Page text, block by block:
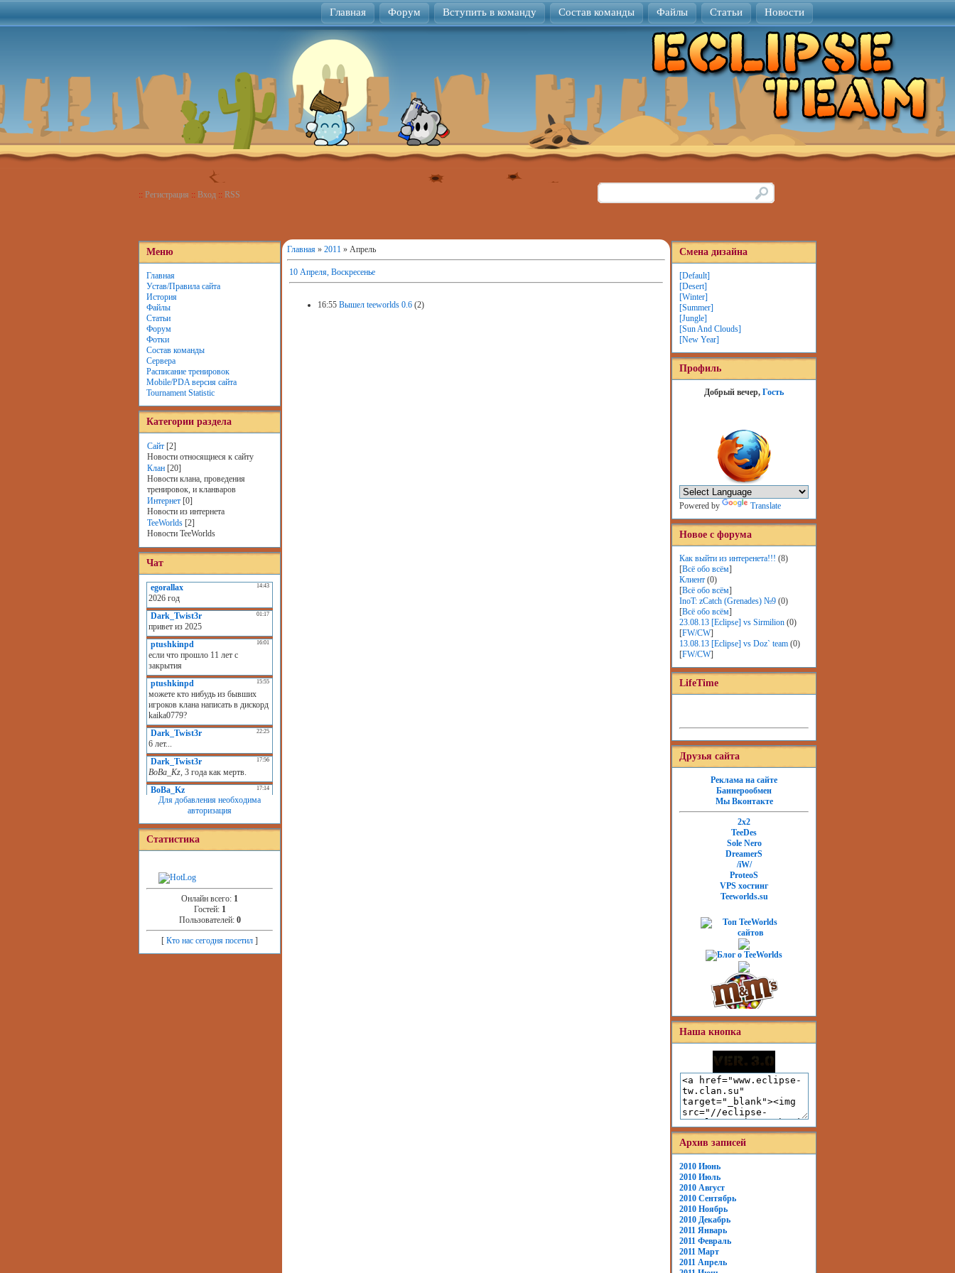
Главная Форум Вступить в команду Состав команды Файлы Статьи Новости
:: Регистрация :: Вход :: RSS
Меню
Главная
Устав/Правила сайта
История
Файлы
Статьи
Форум
Фотки
Состав команды
Сервера
Расписание тренировок
Mobile/PDA версия сайта
Tournament Statistic
Категории раздела
Сайт [2]
Новости относящиеся к сайту
Клан [20]
Новости клана, проведения
тренировок, и кланваров
Интернет [0]
Новости из интернета
TeeWorlds [2]
Новости TeeWorlds
Чат
Для добавления необходима
авторизация
Статистика
Онлайн всего: 1
Гостей: 1
Пользователей: 0
[ Кто нас сегодня посетил ]
Главная » 2011 » Апрель
10 Апреля, Воскресенье
16:55 Вышел teeworlds 0.6 (2)
Смена дизайна
[Default]
[Desert]
[Winter]
[Summer]
[Jungle]
[Sun And Clouds]
[New Year]
Профиль
Добрый вечер, Гость
Powered by Translate
Новое с форума
Как выйти из интеренета!!! (8)
[Всё обо всём]
Клиент (0)
[Всё обо всём]
InoT: zCatch (Grenades) №9 (0)
[Всё обо всём]
23.08.13 [Eclipse] vs Sirmilion (0)
[FW/CW]
13.08.13 [Eclipse] vs Doz` team (0)
[FW/CW]
LifeTime
Друзья сайта
Реклама на сайте
Баннерообмен
Мы Вконтакте
2x2
TeeDes
Sole Nero
DreamerS
/iW/
ProteoS
VPS хостинг
Teeworlds.su
Наша кнопка
Архив записей
2010 Июнь
2010 Июль
2010 Август
2010 Сентябрь
2010 Ноябрь
2010 Декабрь
2011 Январь
2011 Февраль
2011 Март
2011 Апрель